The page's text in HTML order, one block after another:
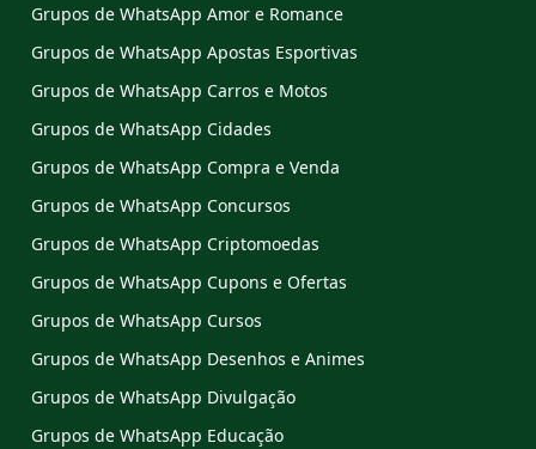
Grupos de WhatsApp Amor e Romance
Grupos de WhatsApp Apostas Esportivas
Grupos de WhatsApp Carros e Motos
Grupos de WhatsApp Cidades
Grupos de WhatsApp Compra e Venda
Grupos de WhatsApp Concursos
Grupos de WhatsApp Criptomoedas
Grupos de WhatsApp Cupons e Ofertas
Grupos de WhatsApp Cursos
Grupos de WhatsApp Desenhos e Animes
Grupos de WhatsApp Divulgação
Grupos de WhatsApp Educação